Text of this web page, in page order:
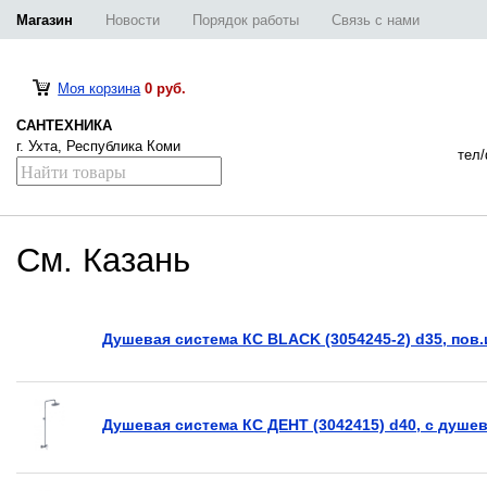
Магазин Новости Порядок работы Связь с нами
Моя корзина 0 руб.
САНТЕХНИКА
г. Ухта, Республика Коми
См. Казань
Душевая система КС BLACK (3054245-2) d35,
Душевая система КС ДЕНТ (3042415) d40, с